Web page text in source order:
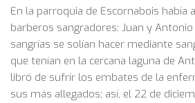
En la parroquia de Escornabois había
barberos sangradores: Juan y Antonio
sangrías se solían hacer mediante
que tenían en la cercana laguna de
libró de sufrir los embates de la
sus más allegados; así, el 22 de